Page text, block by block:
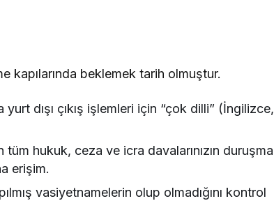
kapılarında beklemek tarih olmuştur.
yurt dışı çıkış işlemleri için “çok dilli” (İngilizce,
tüm hukuk, ceza ve icra davalarınızın duruşma
erişim.
vasiyetnamelerin olup olmadığını kontrol